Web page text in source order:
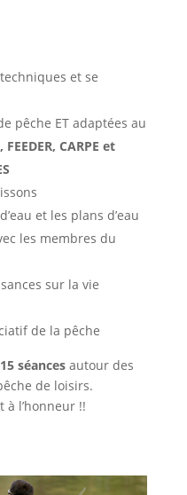
et se
pêche ET adaptées au
CARPE et
et les plans d’eau
les membres du
sur la vie
de la pêche
séancesautour des
de loisirs.
à l’honneur !!